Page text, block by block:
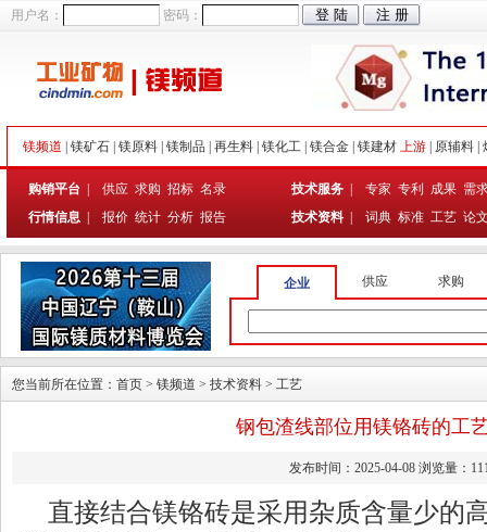
用户名： 密码：
镁频道 镁矿石 镁原料 镁制品 再生料 镁化工 镁合金 镁建材 上游 原辅料
购销平台 供应 求购 招标 名录
行情信息
报价 统计 分析 报告
技术服务 专家 专利 成果 需
技术资料
词典 标准 工艺 论
企业 供应 求购
您当前所在位置： 首页 > 镁频道 > 技术资料 > 工艺
钢包渣线部位用镁铬砖的工
发布时间：2025-04-08 浏览量：
直接结合镁铬砖是采用杂质含量少的